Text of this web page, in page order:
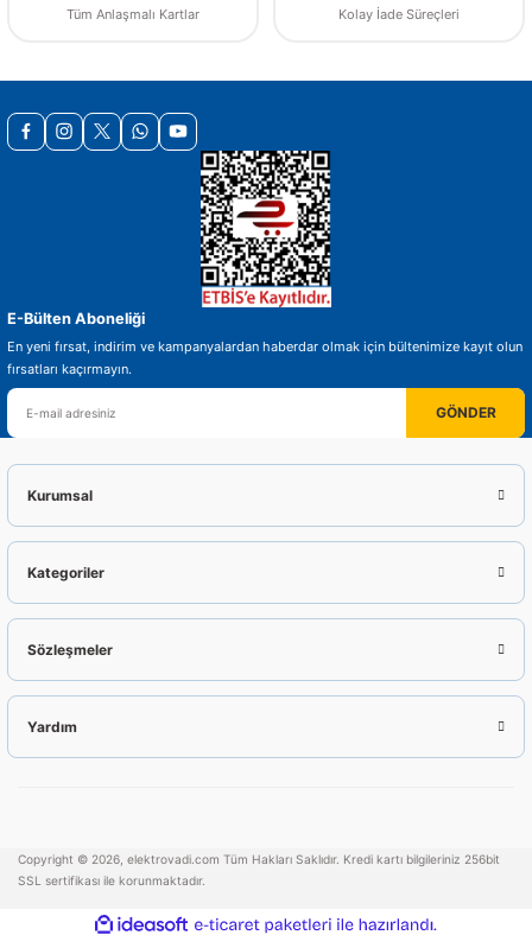
Ürün fiyatı diğer sitelerden daha pahalı.
Gönder
Tüm Anlaşmalı Kartlar Kolay İade Süreçleri
E-Bülten Aboneliği
En yeni fırsat, indirim ve kampanyalardan haberdar olmak için bültenimize kayıt olun
fırsatları kaçırmayın.
GÖNDER
Kurumsal
Kategoriler
Sözleşmeler
Yardım
Copyright © 2026, elektrovadi.com Tüm Hakları Saklıdır. Kredi kartı bilgileriniz 256bit
SSL sertifikası ile korunmaktadır.
ideasoft e-